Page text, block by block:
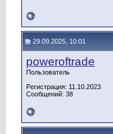
29.09.2025, 10:01
poweroftrade
Пользователь
Регистрация: 11.10.2023
Сообщений: 38